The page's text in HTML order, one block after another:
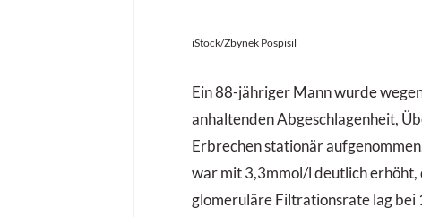
iStock/Zbynek Pospisil
Ein 88-jähriger Mann wurde
anhaltenden Abgeschlagenheit,
Erbrechen stationär
war mit 3,3mmol/l deutlich erhöht,
glomeruläre Filtrationsrate lag